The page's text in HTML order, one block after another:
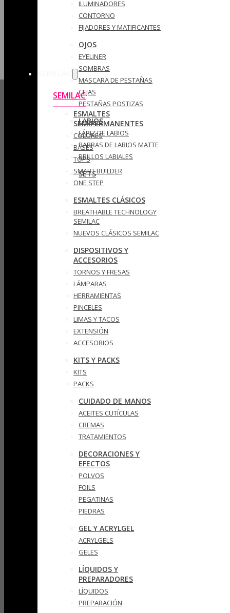
ILUMINADORES
CONTORNO
FIJADORES Y MATIFICANTES
OJOS
EYELINER
SOMBRAS
MASCARA DE PESTAÑAS
CEJAS
PESTAÑAS POSTIZAS
LABIOS
LÁPIZ DE LABIOS
BARRAS DE LABIOS MATTE
BRILLOS LABIALES
SETS
SEMILAC
ESMALTES
SEMIPERMANENTES
COLORES
BASES
TOPS
SMART BUILDER
ONE STEP
ESMALTES CLÁSICOS
BREATHABLE TECHNOLOGY
SEMILAC
NUEVOS CLÁSICOS SEMILAC
DISPOSITIVOS Y
ACCESORIOS
TORNOS Y FRESAS
LÁMPARAS
HERRAMIENTAS
PINCELES
LIMAS Y TACOS
EXTENSIÓN
ACCESORIOS
KITS Y PACKS
KITS
PACKS
CUIDADO DE MANOS
ACEITES CUTÍCULAS
CREMAS
TRATAMIENTOS
DECORACIONES Y
EFECTOS
POLVOS
FOILS
PEGATINAS
PIEDRAS
GEL Y ACRYLGEL
ACRYLGELS
GELES
LÍQUIDOS Y
PREPARADORES
LÍQUIDOS
PREPARACIÓN